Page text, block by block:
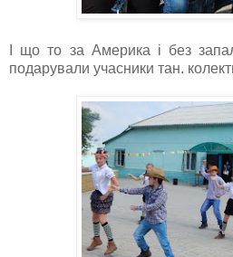
І що то за Америка і без
подарували учасники тан.